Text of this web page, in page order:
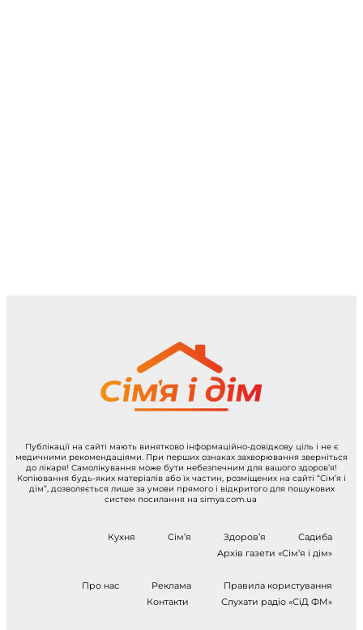
Публікації на сайті мають винятково інформаційно-довідкову ціль і не є
медичними рекомендаціями. При перших ознаках захворювання зверніться
до лікаря! Самолікування може бути небезпечним для вашого здоров’я!
Копіювання будь-яких матеріалів або їх частин, розміщених на сайті “Сім’я і
дім”, дозволяється лише за умови прямого і відкритого для пошукових
систем посилання на simya.com.ua
Кухня Сім’я Здоров’я
Садиба
Архів газети «Сім’я і дім»
Про нас Реклама
Правила користування
Контакти
Слухати радіо «СіД ФМ»